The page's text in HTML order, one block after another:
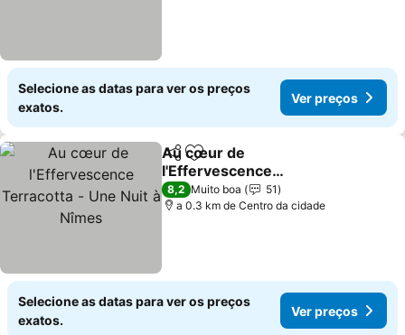
Selecione as datas para ver os preços
exatos.
Ver preços
PartilharAdicionar aos favoritos
Au cœur de
l'Effervescence
Terracotta - Une Nuit à
Nîmes
8,2 Muito boa
51
a 0.3 km de Centro da cidade
Selecione as datas para ver os preços
exatos.
Ver preços